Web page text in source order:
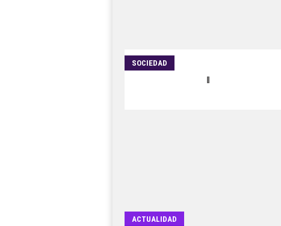
SOCIEDAD
ACTUALIDAD